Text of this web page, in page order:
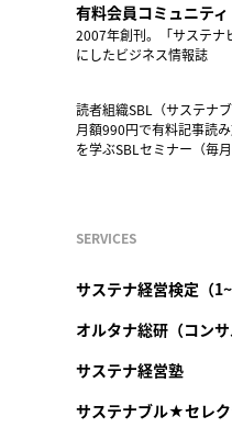
有料会員コミュニティ
2007年創刊。「サステナ
にしたビジネス情報誌
読者組織SBL（サステナ
月額990円で有料記事読
を学ぶSBLセミナー（毎
SERVICES
サステナ経営検定（
オルタナ総研（コンサ
サステナ経営塾
サステナブル★セレ